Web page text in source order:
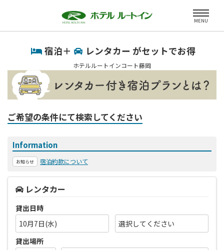
MENU
宿泊＋ レンタカー がセットでお得
ホテルルートインコート藤岡
ご希望の条件にて検索してください
Information
お知らせ 宿泊約款について
レンタカー
貸出日時
10月7日(水)
貸出場所